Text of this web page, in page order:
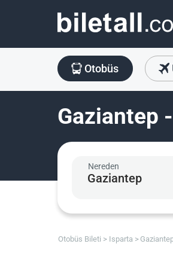
Otobüs
Gaziantep
Nereden
Otobüs Bileti Isparta